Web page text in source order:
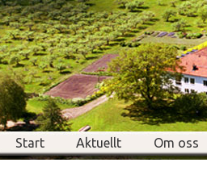
Start Aktuellt Om oss